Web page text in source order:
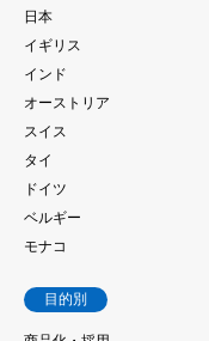
日本
イギリス
インド
オーストリア
スイス
タイ
ドイツ
ベルギー
モナコ
目的別